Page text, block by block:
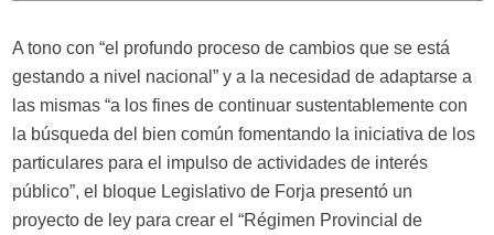
A tono con “el profundo proceso de cambios que se está
gestando a nivel nacional” y a la necesidad de adaptarse a
las mismas “a los fines de continuar sustentablemente con
la búsqueda del bien común fomentando la iniciativa de los
particulares para el impulso de actividades de interés
público”, el bloque Legislativo de Forja presentó un
proyecto de ley para crear el “Régimen Provincial de